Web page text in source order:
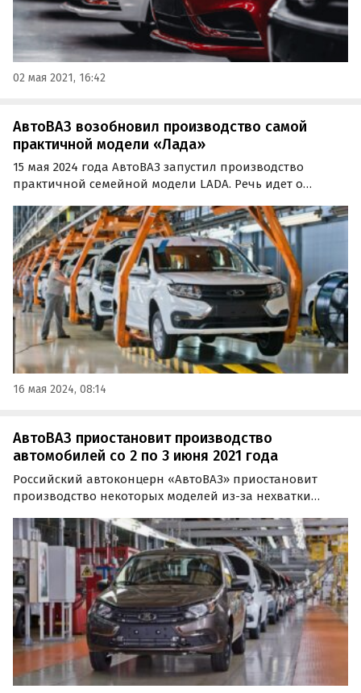
02 мая 2021, 16:42
АвтоВАЗ возобновил производство самой
практичной модели «Лада»
15 мая 2024 года АвтоВАЗ запустил производство
практичной семейной модели LADA. Речь идет о
«Автоновости дня» со ссылкой на пресс-службу
отечественного автогиганта.
16 мая 2024, 08:14
АвтоВАЗ приостановит производство
автомобилей со 2 по 3 июня 2021 года
Российский автоконцерн «АвтоВАЗ» приостановит
производство некоторых моделей из-за нехватки
ссылкой на пресс-службу компании.